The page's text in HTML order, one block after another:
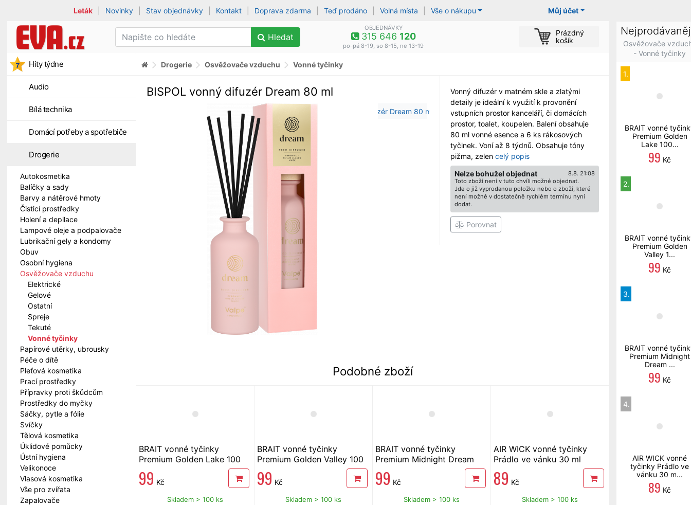
Můj účet
Leták Novinky Stav objednávky Kontakt Doprava zdarma Teď prodáno Volná místa Vše o nákupu
Hledat
OBJEDNÁVKY
315 646 120
po-pá 8-19, so 8-15, ne 13-19
Prázdný
košík
Hity týdne
Audio
Bílá technika
Domácí potřeby a spotřebiče
Drogerie
Autokosmetika
Balíčky a sady
Barvy a nátěrové hmoty
Čisticí prostředky
Holení a depilace
Lampové oleje a podpalovače
Lubrikační gely a kondomy
Obuv
Osobní hygiena
Osvěžovače vzduchu
Elektrické
Gelové
Ostatní
Spreje
Tekuté
Vonné tyčinky
Papírové utěrky, ubrousky
Péče o dítě
Pleťová kosmetika
Prací prostředky
Přípravky proti škůdcům
Prostředky do myčky
Sáčky, pytle a fólie
Svíčky
Tělová kosmetika
Úklidové pomůcky
Ústní hygiena
Velikonoce
Vlasová kosmetika
Vše pro zvířata
Zapalovače
Drogerie Osvěžovače vzduchu Vonné tyčinky
Vonný difuzér v matném skle a zlatými
detaily je ideální k využití k provonění
vstupních prostor kanceláří, či domácích
prostor, toalet, koupelen. Balení obsahuje
80 ml vonné esence a 6 ks rákosových
tyčinek. Voní až 8 týdnů. Obsahuje tóny
pižma, zelen celý popis
8.8. 21:08
Nelze bohužel objednat
Toto zboží není v tuto chvíli možné objednat.
Jde o již vyprodanou položku nebo o zboží, které
není možné v dostatečně rychlém termínu nyní
dodat.
Porovnat
BISPOL vonný difuzér Dream 80 ml
Podobné zboží
BRAIT vonné tyčinky
Premium Golden Lake 100
99 Kč
Skladem > 100 ks
BRAIT vonné tyčinky
Premium Golden Valley 100
99 Kč
Skladem > 100 ks
BRAIT vonné tyčinky
Premium Midnight Dream
99 Kč
Skladem > 100 ks
AIR WICK vonné tyčinky
Prádlo ve vánku 30 ml
89 Kč
Skladem > 100 ks
Osvěžovače
- Vonné tyčinky
1.
BRAIT vonné
Premium Golden
Lake 100...
99 Kč
2.
BRAIT vonné
Premium Golden
Valley 1...
99 Kč
3.
BRAIT vonné
Premium Midnight
Dream ...
99 Kč
4.
AIR WICK vonné
tyčinky Prádlo ve
vánku 30 m...
89 Kč